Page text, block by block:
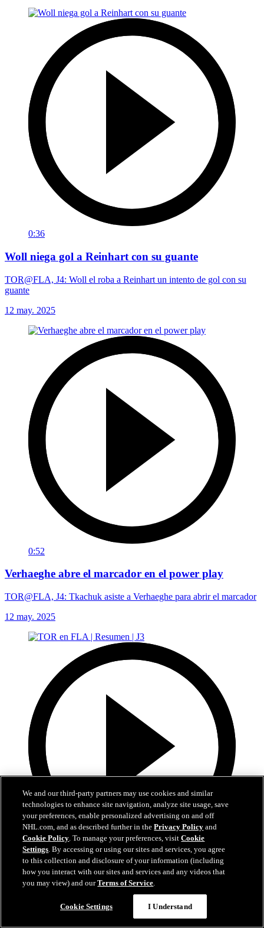
0:36
Woll niega gol a Reinhart con su guante
TOR@FLA, J4: Woll el roba a Reinhart un intento de gol con su
guante
12 may. 2025
0:52
Verhaeghe abre el marcador en el power play
TOR@FLA, J4: Tkachuk asiste a Verhaeghe para abrir el marcador
12 may. 2025
5:12
TOR en FLA | Resumen | J3
Maple Leafs en Panthers | Resumen| Ronda 2, Juego 3
We and our third-party partners may use cookies and similar
technologies to enhance site navigation, analyze site usage, save
your preferences, enable personalized advertising on and off
NHL.com, and as described further in thePrivacy Policy and
Cookie Policy. To manage your preferences, visitCookie
Settings. By accessing or using our sites and services, you agree
to this collection and disclosure of your information (including
how you interact with our sites and services and any videos that
you may view) and ourTerms of Service.
Cookie Settings I Understand